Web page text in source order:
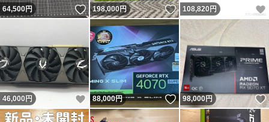
64,500円 いいね！
198,000円 いいね！
108,820 円
46,000 円 いいね！
88,000円 いいね！
98,000円